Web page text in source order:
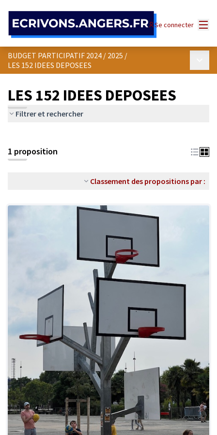
Se connecter
BUDGET PARTICIPATIF 2024 / 2025 /
LES 152 IDEES DEPOSEES
LES 152 IDEES DEPOSEES
Filtrer et rechercher
1 proposition
Classement des propositions par :